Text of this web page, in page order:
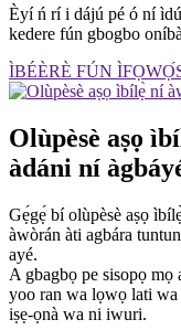
Èyí ń rí i dájú pé ó ní
kedere fún gbogbo
ÌBÉÈRÈ FÚN
Olùpèsè aṣọ
àdáni ní
Gẹ́gẹ́ bí olùpèsè aṣọ
àwòrán àti agbára
ayé.
A gbagbọ pe sisopọ
yoo ran wa lọwọ lati
iṣẹ-ọnà wa ni iwuri.